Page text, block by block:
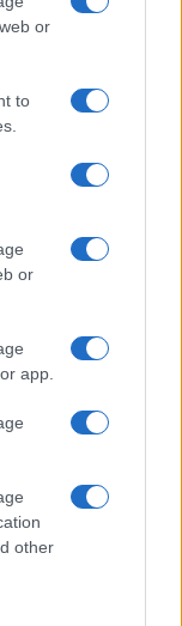
or
to
or
app.
other